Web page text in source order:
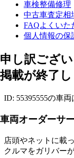
車検整備修理
中古車査定相
FAQよくいた
個人情報の保
申し訳ござ
掲載が終了し
ID: 55395555の車
車両オーダーサ
店頭やネットに載
クルマをガリバー